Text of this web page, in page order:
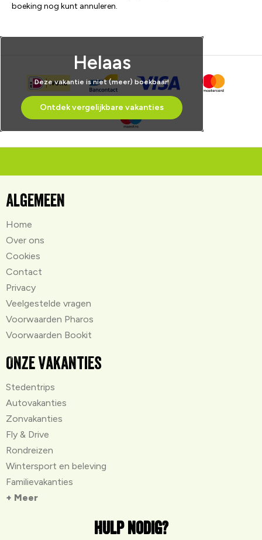
boeking nog kunt annuleren.
Helaas
Deze vakantie is niet (meer) boekbaar!
Ontdek vergelijkbare vakanties
Algemeen
Home
Over ons
Cookies
Contact
Privacy
Veelgestelde vragen
Voorwaarden Pharos
Voorwaarden Bookit
Onze vakanties
Stedentrips
Autovakanties
Zonvakanties
Fly & Drive
Rondreizen
Wintersport en beleving
Familievakanties
+ Meer
Hulp nodig?